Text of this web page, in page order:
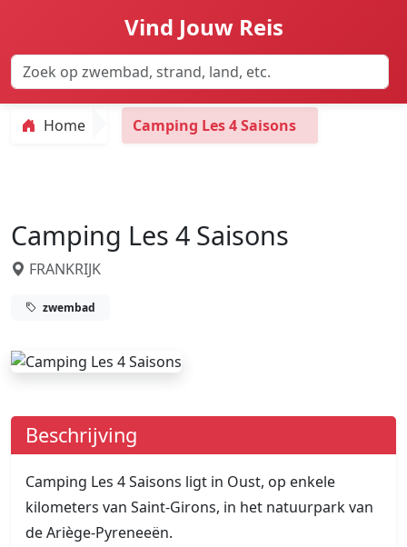
Vind Jouw Reis
Home Camping Les 4 Saisons
Camping Les 4 Saisons
FRANKRIJK
zwembad
Beschrijving
Camping Les 4 Saisons ligt in Oust, op enkele
kilometers van Saint-Girons, in het natuurpark van
de Ariège-Pyreneeën.